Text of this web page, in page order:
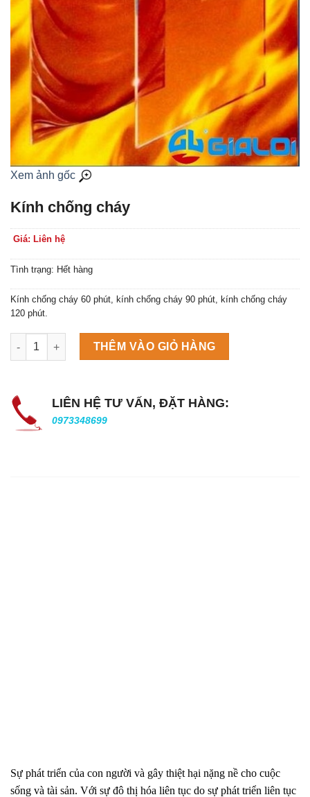
Xem ảnh gốc
Kính chống cháy
Giá: Liên hệ
Tình trạng: Hết hàng
Kính chống cháy 60 phút, kính chống cháy 90 phút, kính chống cháy
120 phút.
Máy làm đá viên Scotsman NW458AS số lượng
THÊM VÀO GIỎ HÀNG
LIÊN HỆ TƯ VẤN, ĐẶT HÀNG:
0973348699
Sự phát triển của con người và gây thiệt hại nặng nề cho cuộc
sống và tài sản. Với sự đô thị hóa liên tục do sự phát triển liên tục